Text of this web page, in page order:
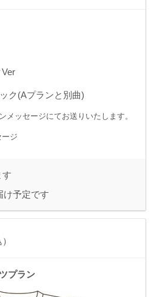
ク(Aプランと別曲)
ッセージにてお送りいたします。
ージ
す
け予定です
プラン